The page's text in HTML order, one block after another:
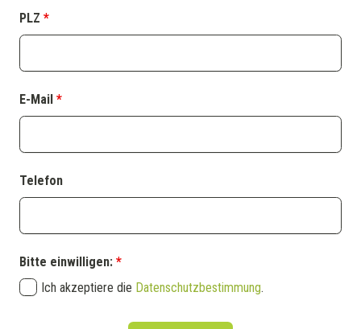
PLZ *
E-Mail *
Telefon
Bitte einwilligen: *
Ich akzeptiere die Datenschutzbestimmung.